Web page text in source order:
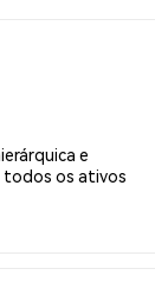
e
todos os ativos